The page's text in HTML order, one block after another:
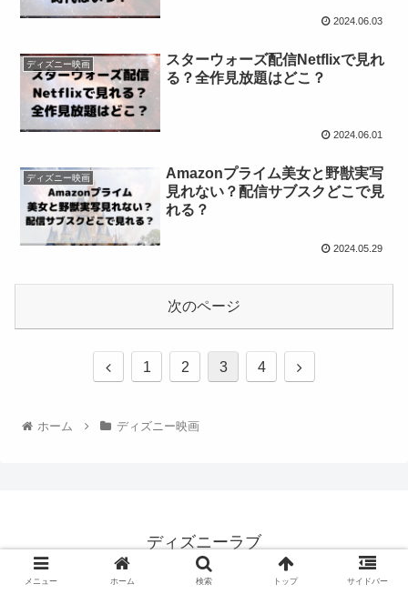
2024.06.03
ディズニー映画
スターウォーズ配信Netflixで見れ
る？全作見放題はどこ？
2024.06.01
ディズニー映画
Amazonプライム美女と野獣実写
見れない？配信サブスクどこで見
れる？
2024.05.29
次のページ
1 2 3 4
ホーム ディズニー映画
ディズニーラブ
© 2022 ディズニーラブ.
メニュー ホーム 検索 トップ サイドバー